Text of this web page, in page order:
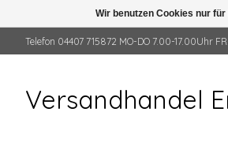
Telefon 04407 715872 MO-DO 7.00-17.00Uhr
Versandhandel
Wir benutzen Cookies nur